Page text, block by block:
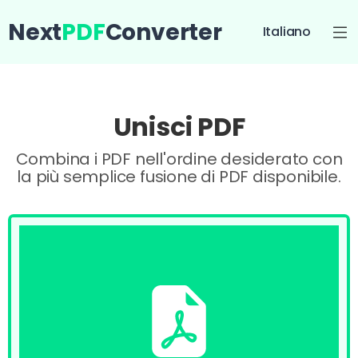
NextPDFConverter Italiano
Unisci PDF
Combina i PDF nell'ordine desiderato con
la più semplice fusione di PDF disponibile.